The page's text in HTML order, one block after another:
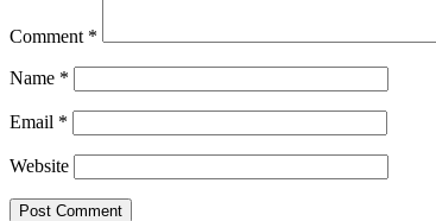
Comment *
Name *
Email *
Website